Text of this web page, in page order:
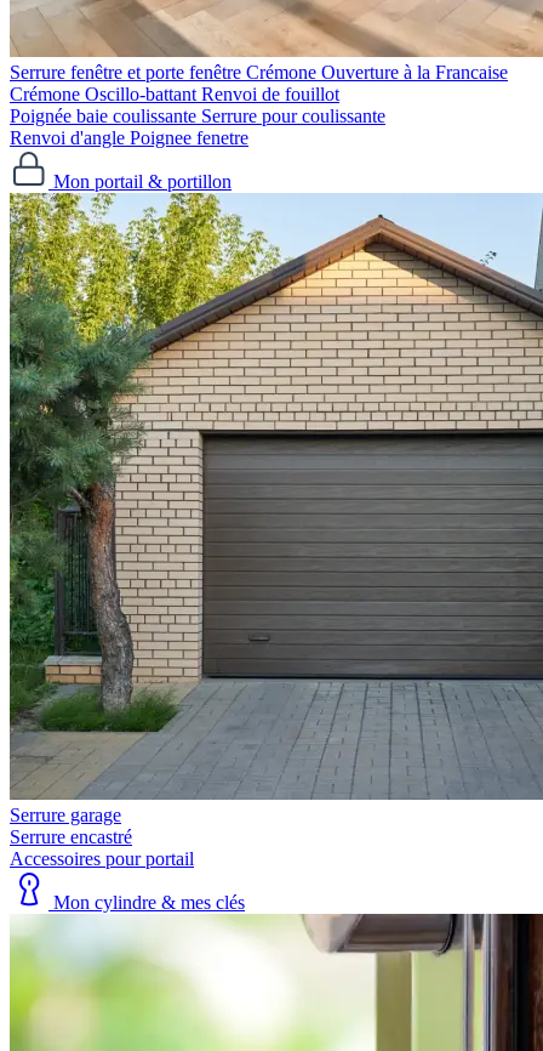
Serrure fenêtre et porte fenêtre
Crémone Ouverture à la Francaise
Crémone Oscillo-battant Renvoi de fouillot
Poignée baie coulissante Serrure pour coulissante
Renvoi d'angle Poignee fenetre
Mon portail & portillon
Serrure garage
Serrure encastré
Accessoires pour portail
Mon cylindre & mes clés